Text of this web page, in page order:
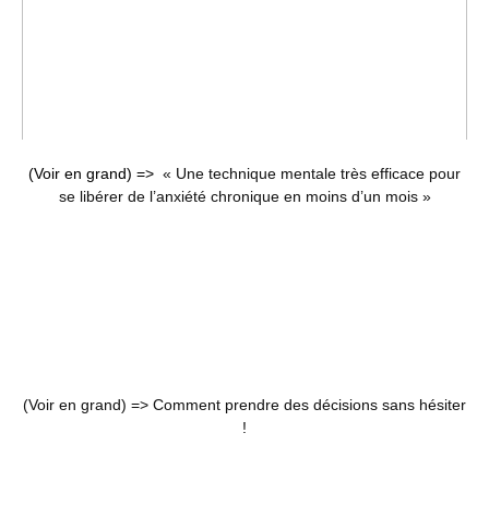
(Voir en grand) => « Une technique mentale très efficace pour
se libérer de l’anxiété chronique en moins d’un mois »
(Voir en grand) => Comment prendre des décisions sans hésiter
!